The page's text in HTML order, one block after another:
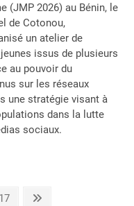
(JMP 2026) au Bénin, le
de Cotonou,
un atelier de
issus de plusieurs
au pouvoir du
sur les réseaux
une stratégie visant à
dans la lutte
sociaux.
Page
17